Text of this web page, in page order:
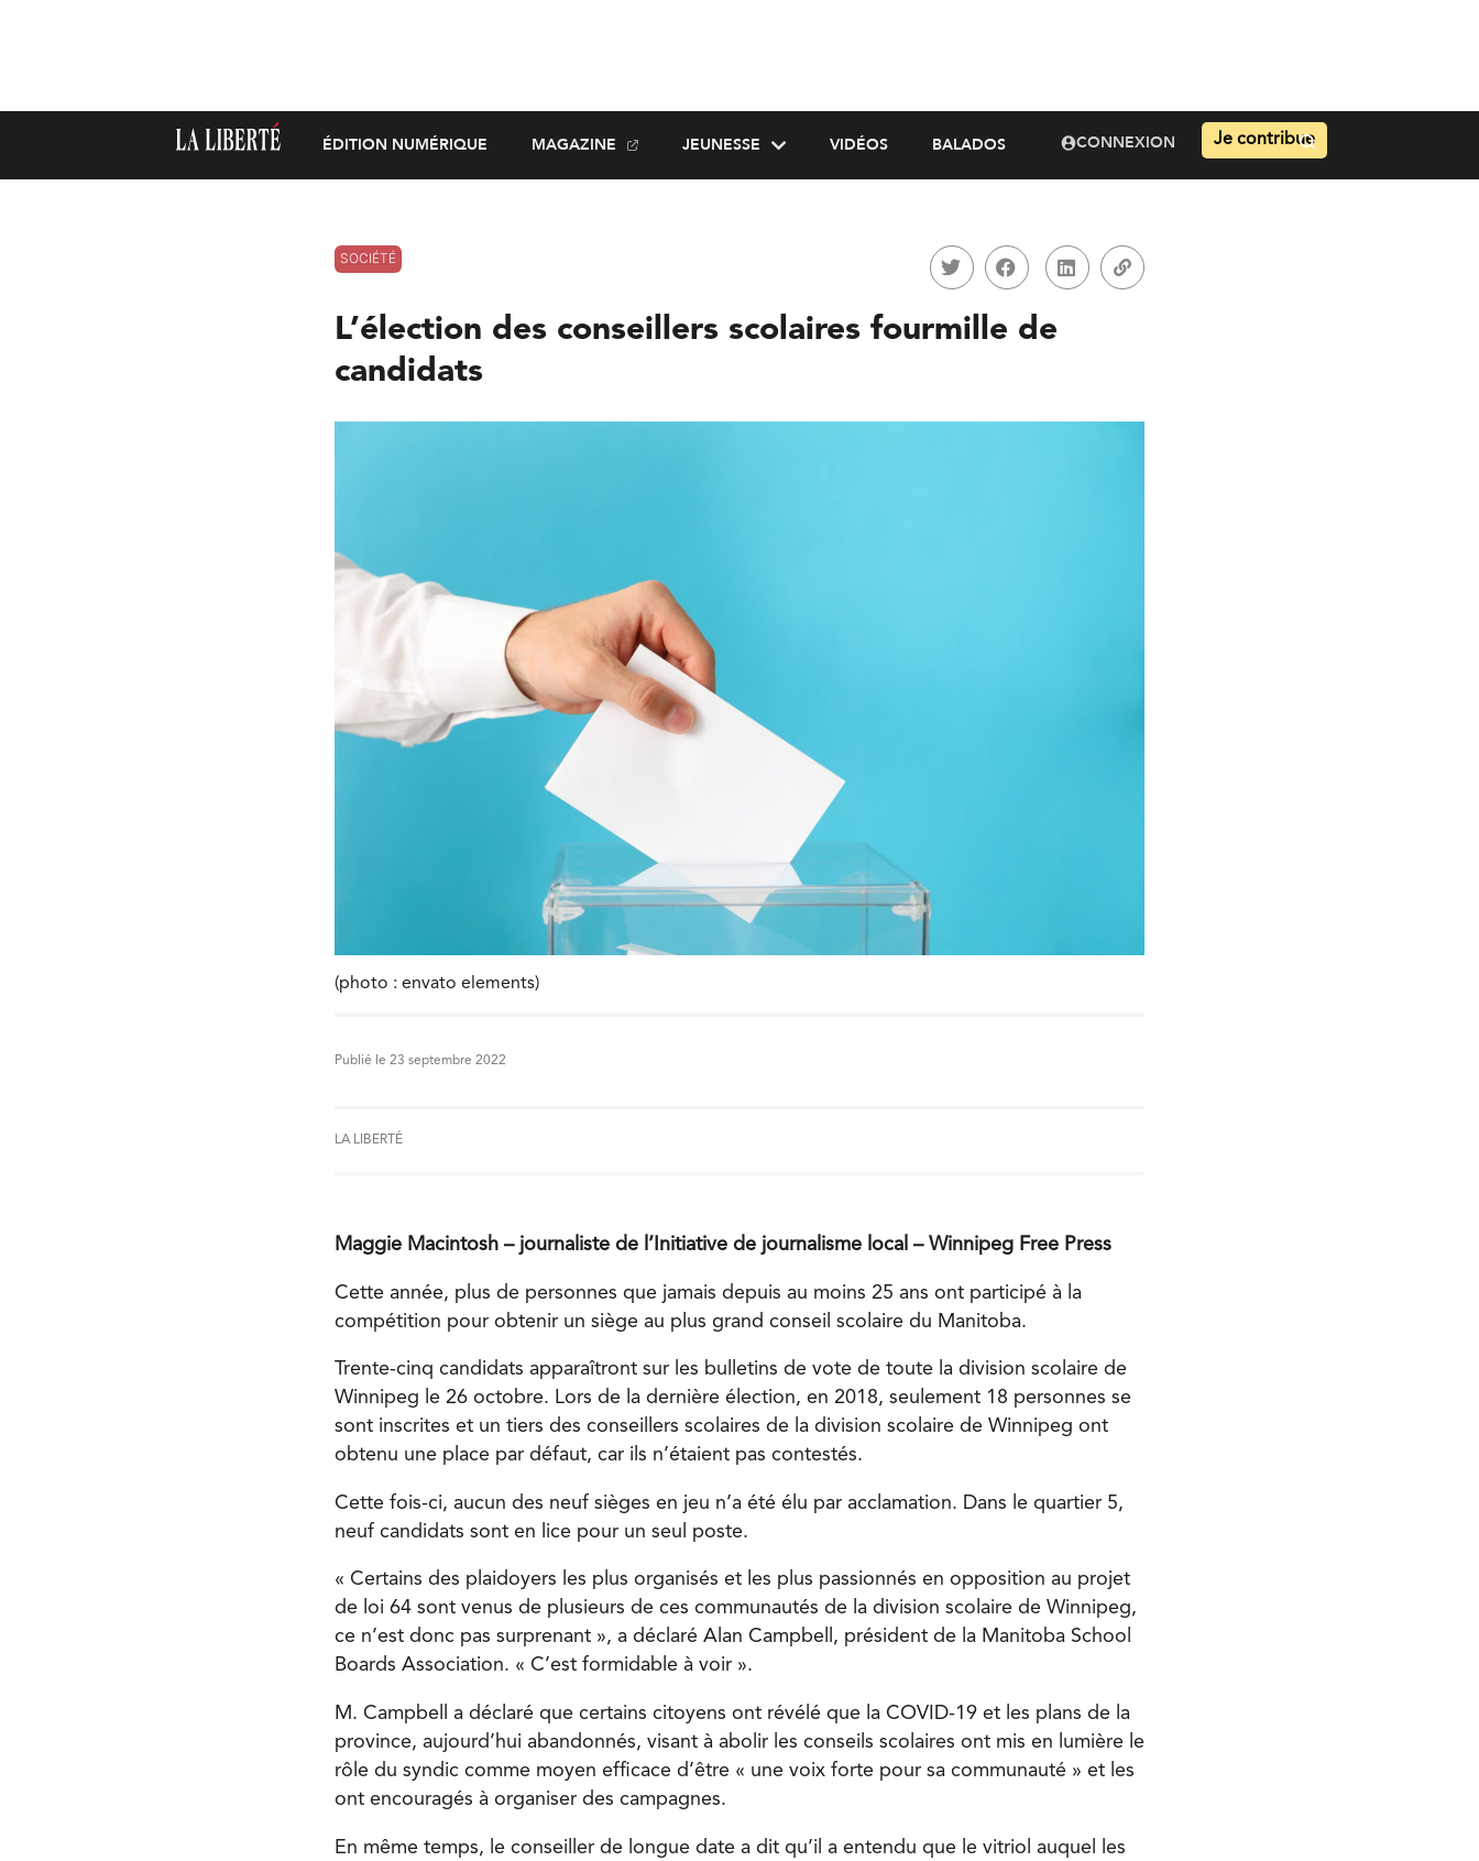
ÉDITION NUMÉRIQUE MAGAZINE JEUNESSE VIDÉOS BALADOS CONNEXION Je contribue
SOCIÉTÉ
L’élection des conseillers scolaires fourmille de
candidats
(photo : envato elements)
Publié le 23 septembre 2022
LA LIBERTÉ
Maggie Macintosh – journaliste de l’Initiative de journalisme local – Winnipeg Free Press
Cette année, plus de personnes que jamais depuis au moins 25 ans ont participé à la
compétition pour obtenir un siège au plus grand conseil scolaire du Manitoba.
Trente-cinq candidats apparaîtront sur les bulletins de vote de toute la division scolaire de
Winnipeg le 26 octobre. Lors de la dernière élection, en 2018, seulement 18 personnes se
sont inscrites et un tiers des conseillers scolaires de la division scolaire de Winnipeg ont
obtenu une place par défaut, car ils n’étaient pas contestés.
Cette fois-ci, aucun des neuf sièges en jeu n’a été élu par acclamation. Dans le quartier 5,
neuf candidats sont en lice pour un seul poste.
« Certains des plaidoyers les plus organisés et les plus passionnés en opposition au projet
de loi 64 sont venus de plusieurs de ces communautés de la division scolaire de Winnipeg,
ce n’est donc pas surprenant », a déclaré Alan Campbell, président de la Manitoba School
Boards Association. « C’est formidable à voir ».
M. Campbell a déclaré que certains citoyens ont révélé que la COVID-19 et les plans de la
province, aujourd’hui abandonnés, visant à abolir les conseils scolaires ont mis en lumière le
rôle du syndic comme moyen efficace d’être « une voix forte pour sa communauté » et les
ont encouragés à organiser des campagnes.
En même temps, le conseiller de longue date a dit qu’il a entendu que le vitriol auquel les